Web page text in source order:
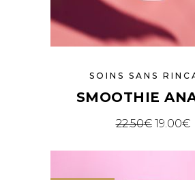
SOINS SANS
SMOOTHIE
22.50€ 19.00€